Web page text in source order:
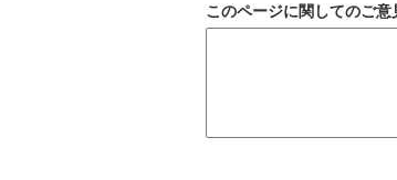
このページに関してのご意